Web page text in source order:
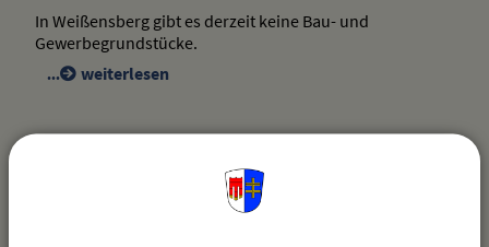
In Weißensberg gibt es derzeit keine Bau- und
Gewerbegrundstücke.
weiterlesen